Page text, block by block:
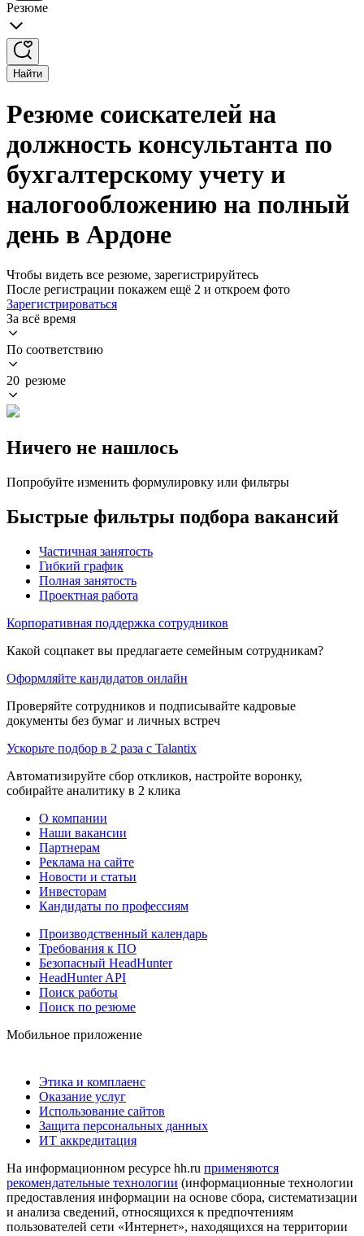
Резюме
Найти
Резюме соискателей на
должность консультанта по
бухгалтерскому учету и
налогообложению на полный
день в Ардоне
Чтобы видеть все резюме, зарегистрируйтесь
После регистрации покажем ещё 2 и откроем фото
Зарегистрироваться
За всё время
По соответствию
20 резюме
Ничего не нашлось
Попробуйте изменить формулировку или фильтры
Быстрые фильтры подбора вакансий
Частичная занятость
Гибкий график
Полная занятость
Проектная работа
Корпоративная поддержка сотрудников
Какой соцпакет вы предлагаете семейным сотрудникам?
Оформляйте кандидатов онлайн
Проверяйте сотрудников и подписывайте кадровые
документы без бумаг и личных встреч
Ускорьте подбор в 2 раза с Talantix
Автоматизируйте сбор откликов, настройте воронку,
собирайте аналитику в 2 клика
О компании
Наши вакансии
Партнерам
Реклама на сайте
Новости и статьи
Инвесторам
Кандидаты по профессиям
Производственный календарь
Требования к ПО
Безопасный HeadHunter
HeadHunter API
Поиск работы
Поиск по резюме
Мобильное приложение
Этика и комплаенс
Оказание услуг
Использование сайтов
Защита персональных данных
ИТ аккредитация
На информационном ресурсе hh.ru применяются
рекомендательные технологии (информационные технологии
предоставления информации на основе сбора, систематизации
и анализа сведений, относящихся к предпочтениям
пользователей сети «Интернет», находящихся на территории